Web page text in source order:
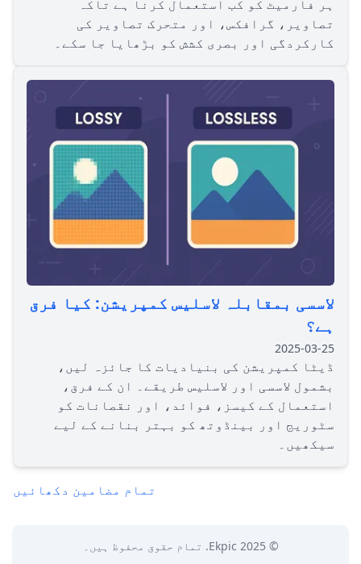
ہر فارمیٹ کو کب استعمال کرنا ہے تاکہ
تصاویر، گرافکس، اور متحرک تصاویر کی
کارکردگی اور بصری کشش کو بڑھایا جا سکے۔
لاسسی بمقابلہ لاسلیس کمپریشن: کیا فرق
ہے؟
2025-03-25
ڈیٹا کمپریشن کی بنیادیات کا جائزہ لیں،
بشمول لاسسی اور لاسلیس طریقے۔ ان کے فرق،
استعمال کے کیسز، فوائد، اور نقصانات کو
سٹوریج اور بینڈوتھ کو بہتر بنانے کے لیے
سیکھیں۔
تمام مضامین دکھائیں
© 2025
Ekpic. تمام حقوق محفوظ ہیں۔